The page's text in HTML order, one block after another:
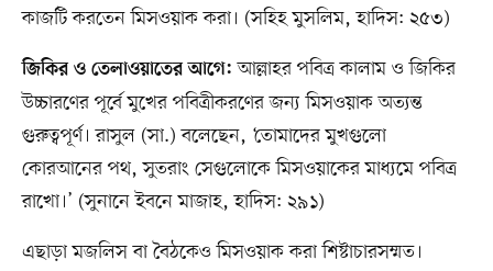
কাজটি করতেন মিসওয়াক করা। (সহিহ মুসলিম, হাদিস: ২৫৩)
জিকির ও তেলাওয়াতের আগে: আল্লাহর পবিত্র কালাম ও জিকির
উচ্চারণের পূর্বে মুখের পবিত্রীকরণের জন্য মিসওয়াক অত্যন্ত
গুরুত্বপূর্ণ। রাসুল (সা.) বলেছেন, ‘তোমাদের মুখগুলো
কোরআনের পথ, সুতরাং সেগুলোকে মিসওয়াকের মাধ্যমে পবিত্র
রাখো।’ (সুনানে ইবনে মাজাহ, হাদিস: ২৯১)
এছাড়া মজলিস বা বৈঠকেও মিসওয়াক করা শিষ্টাচারসম্মত।